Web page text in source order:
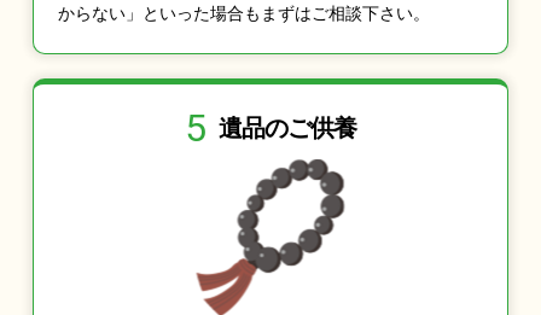
からない」といった場合もまずはご相談下さい。
5 遺品のご供養